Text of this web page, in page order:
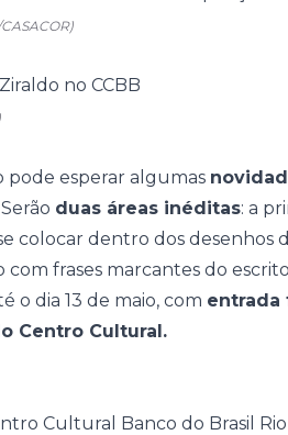
pode esperar algumas
Serão duas áreas inéditas: a
colocar dentro dos desenhos
com frases marcantes do
o dia 13 de maio, com entrada
Centro Cultural.
Cultural Banco do Brasil